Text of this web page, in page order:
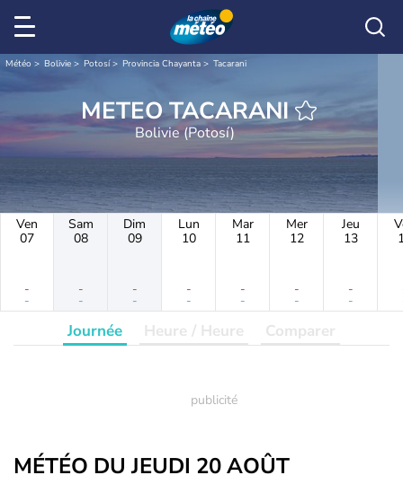
Météo Bolivie Potosí Provincia Chayanta Tacarani
METEO TACARANI
Bolivie (Potosí)
Ven
07
-
-
Sam
08
-
-
Dim
09
-
-
Lun
10
-
-
Mar
11
-
-
Mer
12
-
-
Jeu
13
-
-
Journée Heure / Heure Comparer
MÉTÉO DU JEUDI 20 AOÛT